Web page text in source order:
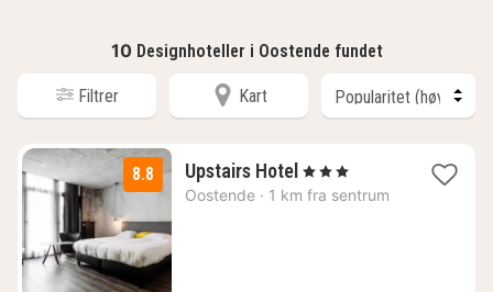
10 Designhoteller i Oostende fundet
Filtrer Kart
8.8 Upstairs Hotel 1
natt
, 3 Stjerner
Oostende · 1 km fra sentrum